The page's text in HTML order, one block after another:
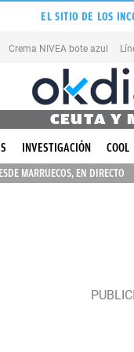
EL SITIO DE LOS
Crema NIVEA bote azul
CEUTA Y
INVESTIGACIÓN COOL
MARRUECOS, EN DIRECTO